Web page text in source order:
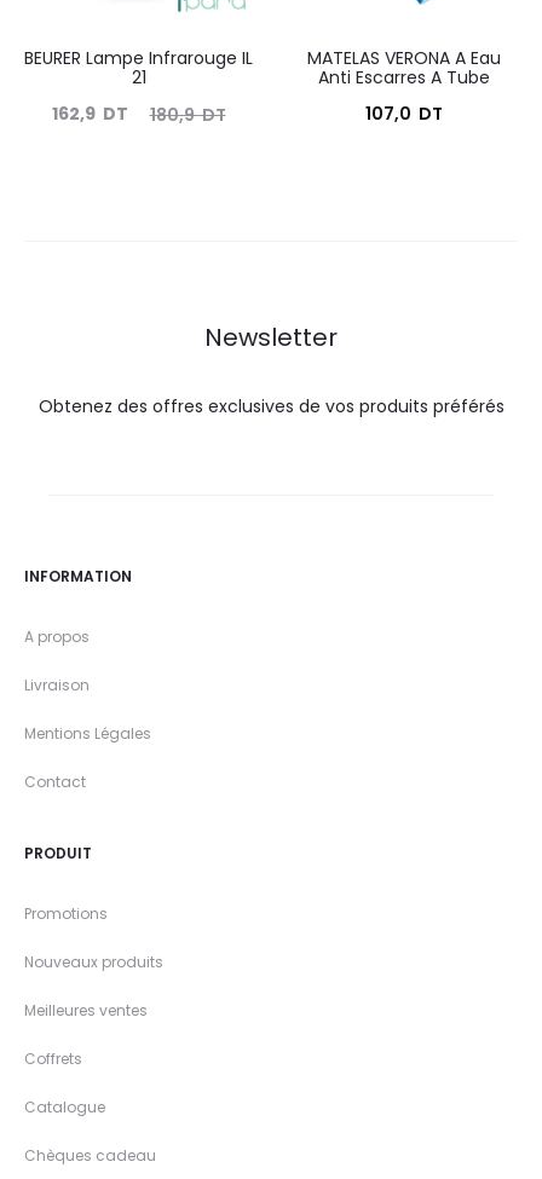
BEURER Lampe Infrarouge IL
21
180,9DT
Le
162,9 DT
Le
MATELAS VERONA A Eau
Anti Escarres A Tube
107,0 DT
Newsletter
Obtenez des offres exclusives de vos produits préférés
INFORMATION
A propos
Livraison
Mentions Légales
Contact
PRODUIT
Promotions
Nouveaux produits
Meilleures ventes
Coffrets
Catalogue
Chèques cadeau